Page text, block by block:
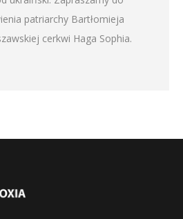
patriarchy Bartłomieja
cerkwi Haga Sophia.